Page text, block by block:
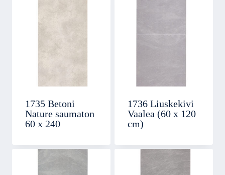
1735 Betoni
Nature saumaton
60 x 240
1736 Liuskekivi
Vaalea (60 x 120
cm)